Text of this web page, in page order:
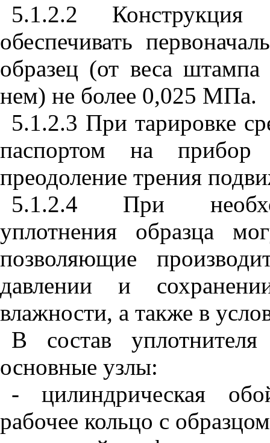
5.1.2.2
обеспечивать
образец (от веса
нем) не более 0,025 МПа.
5.1.2.3 При тарировке
паспортом на прибор
преодоление трения
5.1.2.4 При
уплотнения образца
позволяющие
давлении и
влажности, а также в
В состав
основные узлы:
- цилиндрическая
рабочее кольцо с